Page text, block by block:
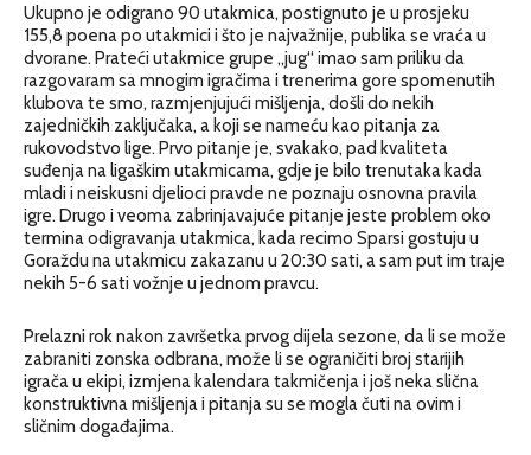
Ukupno je odigrano 90 utakmica, postignuto je u prosjeku
155,8 poena po utakmici i što je najvažnije, publika se vraća u
dvorane. Prateći utakmice grupe „jug“ imao sam priliku da
razgovaram sa mnogim igračima i trenerima gore spomenutih
klubova te smo, razmjenjujući mišljenja, došli do nekih
zajedničkih zaključaka, a koji se nameću kao pitanja za
rukovodstvo lige. Prvo pitanje je, svakako, pad kvaliteta
suđenja na ligaškim utakmicama, gdje je bilo trenutaka kada
mladi i neiskusni djelioci pravde ne poznaju osnovna pravila
igre. Drugo i veoma zabrinjavajuće pitanje jeste problem oko
termina odigravanja utakmica, kada recimo Sparsi gostuju u
Goraždu na utakmicu zakazanu u 20:30 sati, a sam put im traje
nekih 5-6 sati vožnje u jednom pravcu.
Prelazni rok nakon završetka prvog dijela sezone, da li se može
zabraniti zonska odbrana, može li se ograničiti broj starijih
igrača u ekipi, izmjena kalendara takmičenja i još neka slična
konstruktivna mišljenja i pitanja su se mogla čuti na ovim i
sličnim događajima.